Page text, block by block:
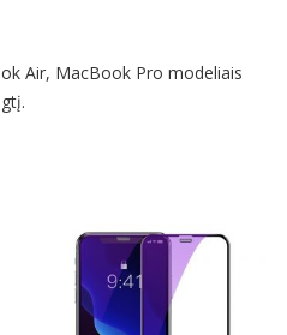
Air, MacBook Pro modeliais